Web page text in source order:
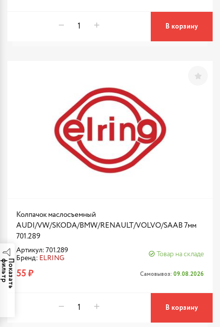
П
о
к
а
з
а
т
ь
ф
и
л
ь
т
В корзину
Колпачок маслосъемный
AUDI/VW/SKODA/BMW/RENAULT/VOLVO/SAAB 7мм
701.289
Артикул: 701.289
Бренд: ELRING
Товар на складе
55 ₽ Самовывоз: 09.08.2026
В корзину